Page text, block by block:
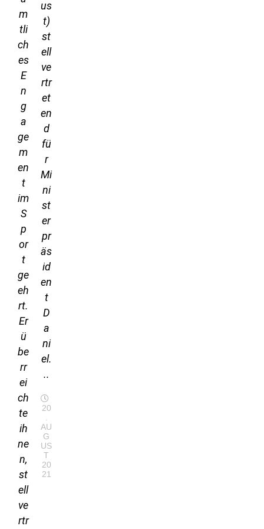
m
tli
ch
es
E
n
g
a
ge
m
en
t
im
S
p
or
t
ge
eh
rt.
Er
ü
be
rr
ei
ch
te
ih
ne
n,
st
ell
ve
rtr
us
t)
st
ell
ve
rtr
et
en
d
fü
r
Mi
ni
st
er
pr
äs
id
en
t
D
a
ni
el.
..
20
AU
G
US
T
20
21